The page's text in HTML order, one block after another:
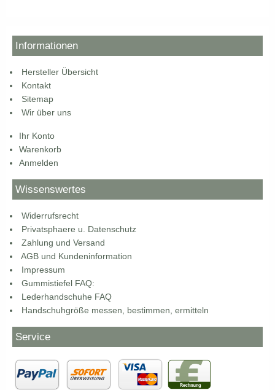
Informationen
Hersteller Übersicht
Kontakt
Sitemap
Wir über uns
Ihr Konto
Warenkorb
Anmelden
Wissenswertes
Widerrufsrecht
Privatsphaere u. Datenschutz
Zahlung und Versand
AGB und Kundeninformation
Impressum
Gummistiefel FAQ:
Lederhandschuhe FAQ
Handschuhgröße messen, bestimmen, ermitteln
Service